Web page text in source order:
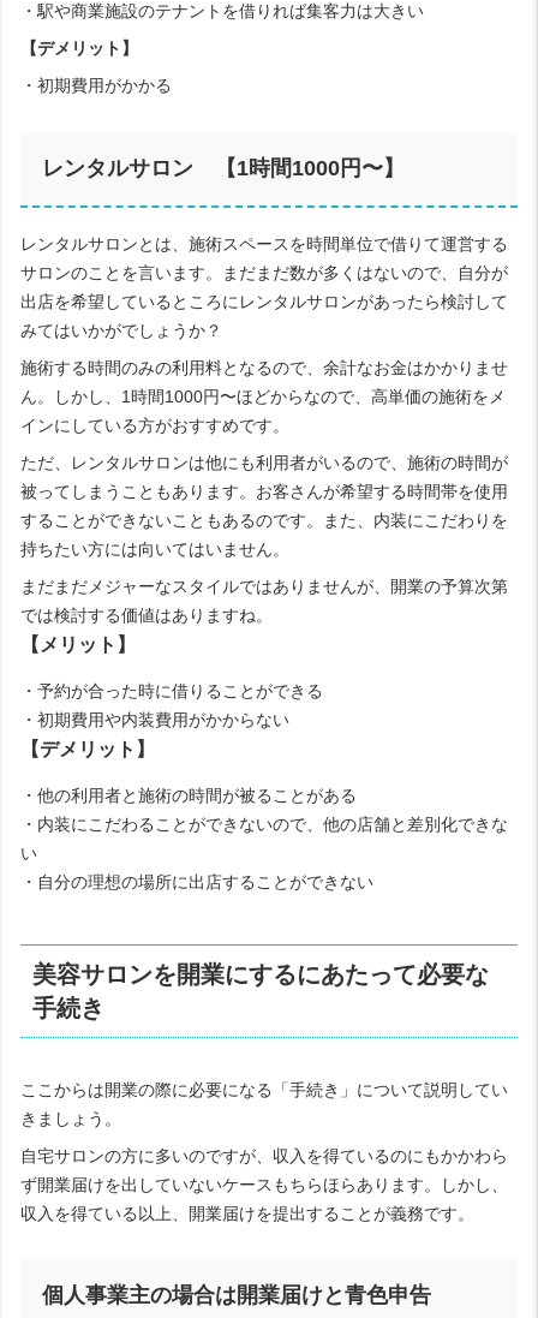
・駅や商業施設のテナントを借りれば集客力は大きい
【デメリット】
・初期費用がかかる
レンタルサロン 【1時間1000円〜】
レンタルサロンとは、施術スペースを時間単位で借りて運営する
サロンのことを言います。まだまだ数が多くはないので、自分が
出店を希望しているところにレンタルサロンがあったら検討して
みてはいかがでしょうか？
施術する時間のみの利用料となるので、余計なお金はかかりませ
ん。しかし、1時間1000円〜ほどからなので、高単価の施術をメ
インにしている方がおすすめです。
ただ、レンタルサロンは他にも利用者がいるので、施術の時間が
被ってしまうこともあります。お客さんが希望する時間帯を使用
することができないこともあるのです。また、内装にこだわりを
持ちたい方には向いてはいません。
まだまだメジャーなスタイルではありませんが、開業の予算次第
では検討する価値はありますね。
【メリット】
・予約が合った時に借りることができる
・初期費用や内装費用がかからない
【デメリット】
・他の利用者と施術の時間が被ることがある
・内装にこだわることができないので、他の店舗と差別化できな
い
・自分の理想の場所に出店することができない
美容サロンを開業にするにあたって必要な
手続き
ここからは開業の際に必要になる「手続き」について説明してい
きましょう。
自宅サロンの方に多いのですが、収入を得ているのにもかかわら
ず開業届けを出していないケースもちらほらあります。しかし、
収入を得ている以上、開業届けを提出することが義務です。
個人事業主の場合は開業届けと青色申告